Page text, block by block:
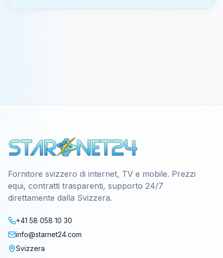
Fornitore svizzero di internet, TV e mobile. Prezzi
equi, contratti trasparenti, supporto 24/7
direttamente dalla Svizzera.
+41 58 058 10 30
info@starnet24.com
Svizzera